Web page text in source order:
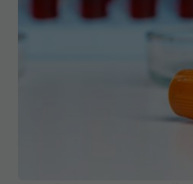
Alertă în Europa după
Anzi, singura tulpină